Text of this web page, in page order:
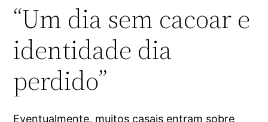
“Um dia sem cacoar e
identidade dia
perdido”
Eventualmente, muitos casais entram sobre